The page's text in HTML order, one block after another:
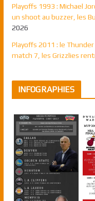
Playoffs 1993 : Michael
un shoot au buzzer, les
2026
Playoffs 2011 : le
match 7, les Grizzlies
INFOGRAPHIES